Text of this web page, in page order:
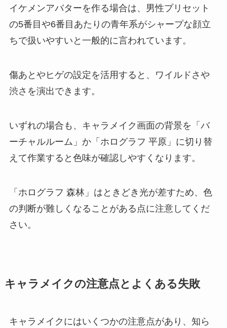
イケメンアバターを作る場合は、男性プリセット
の5番目や6番目あたりの青年系がシャープな顔立
ちで扱いやすいと一般的に言われています。
傷あとやヒゲの設定を活用すると、ワイルドさや
渋さを演出できます。
いずれの場合も、キャラメイク画面の背景を「バ
ーチャルルーム」か「ホログラフ 平原」に切り替
えて作業すると色味が確認しやすくなります。
「ホログラフ 森林」はときどき光が差すため、色
の判断が難しくなることがある点に注意してくだ
さい。
キャラメイクの注意点とよくある失敗
キャラメイクにはいくつかの注意点があり、知ら